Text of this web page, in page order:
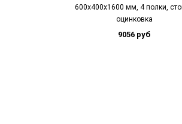
600х400х1600 мм, 4 полки,
оцинковка
9056 руб